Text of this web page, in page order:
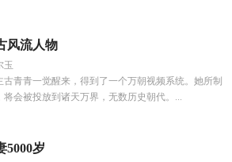
风流人物
玉
古青青一觉醒来，得到了一个万朝视频系统。她所制
将会被投放到诸天万界，无数历史朝代。...
5000岁